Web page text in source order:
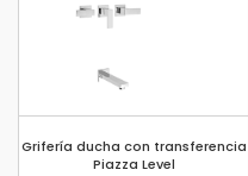
Grifería ducha con transferencia
Piazza Level